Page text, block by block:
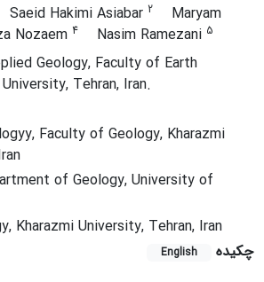
Saeid Hakimi Asiabar 2
Maryam
Nozaem 4 Nasim Ramezani 5
Geology, Faculty of Earth
Tehran, Iran.
Faculty of Geology, Kharazmi
of Geology, University of
Kharazmi University, Tehran, Iran
چکیده
English